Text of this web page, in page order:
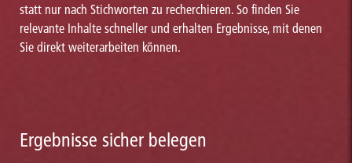
statt nur nach Stichworten zu recherchieren. So finden Sie
relevante Inhalte schneller und erhalten Ergebnisse, mit denen
Sie direkt weiterarbeiten können.
Ergebnisse sicher belegen